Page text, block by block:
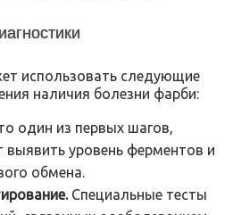
использовать следующие
наличия болезни фарби:
один из первых шагов,
уровень ферментов и
обмена.
Специальные тесты